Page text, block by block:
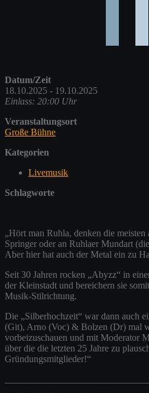
Datum/Zeit
18.10.2025 - 19.10.2025
Einlass: 20:00 Uhr
Veranstaltungsort
Große Bühne
Kategorien
Livemusik
Schlagworte
„Hört man Ruhla, denken die
Springer oder an Ruhlaer Mundart
Aber hier hat auch der Metal ein zu
Seit 30 Jahren rocken „Abyzz“ in
der Kleinstadt und bereichern sie
Musik-Stilrichtung.
Die „Silberhochzeit“ war dann auch
(Git), Arno (Voc) & Bolzen (Dr) mal
vorbeizuschauen und mit Moderator
über die die letzten 25 Jahre zu
Gründungsmitglieder!“